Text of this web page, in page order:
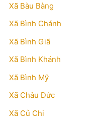
Xã Bàu Bàng
Xã Bình Chánh
Xã Bình Giã
Xã Bình Khánh
Xã Bình Mỹ
Xã Châu Đức
Xã Củ Chi